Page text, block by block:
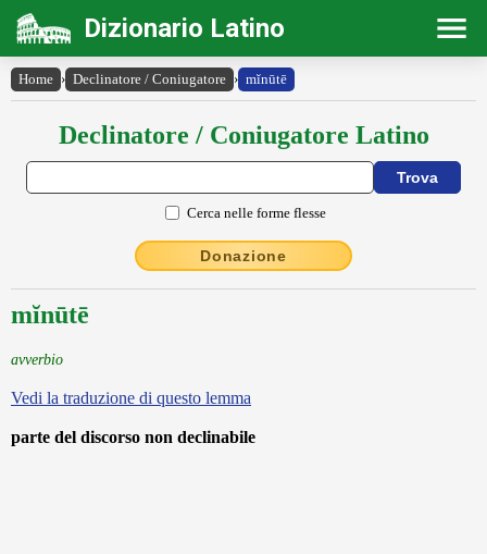
Dizionario Latino
Home › Declinatore / Coniugatore › mĭnūtē
Declinatore / Coniugatore Latino
Cerca nelle forme flesse
Donazione
mĭnūtē
avverbio
Vedi la traduzione di questo lemma
parte del discorso non declinabile